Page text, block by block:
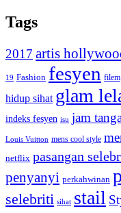
Tags
2017 artis
19 Fashion fesyen filem
hidup sihat glam
indeks fesyen isu jam
Louis Vuitton mens cool style
netflix pasangan
penyanyi perkahwinan
selebriti sihat stail